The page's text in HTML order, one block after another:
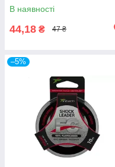
В наявності
44,18 ₴ 47 ₴
–5%